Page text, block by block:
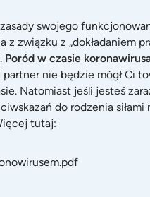
swojego
związku z „dokładaniem
Poród w czasie
nie będzie mógł Ci
Natomiast jeśli jesteś
do rodzenia
tutaj: